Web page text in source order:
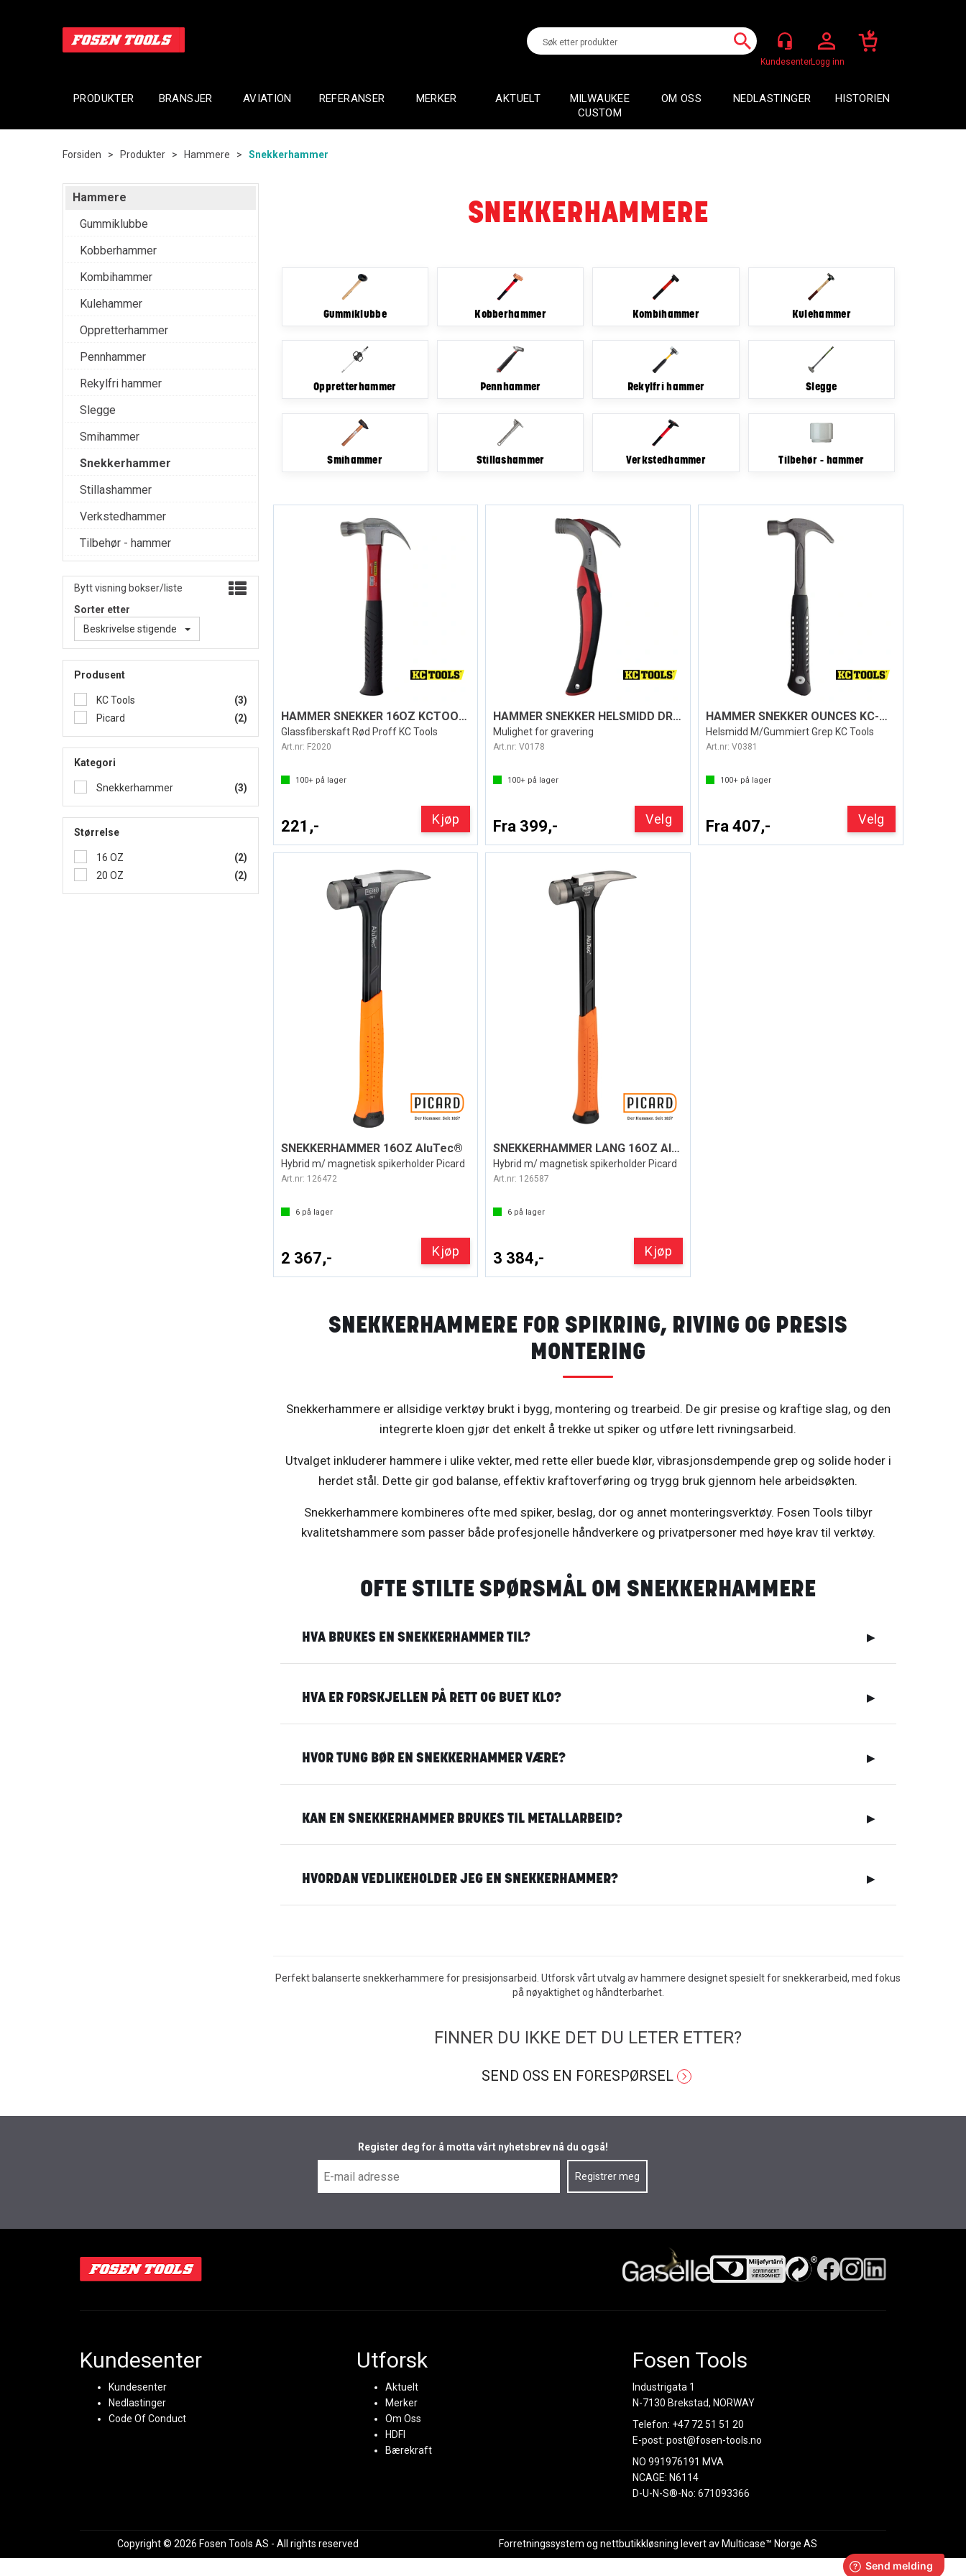
Logg inn
PRODUKTER BRANSJER AVIATION REFERANSER MERKER AKTUELT
MILWAUKEE
CUSTOM
OM OSS NEDLASTINGER HISTORIEN
Forsiden > Produkter > Hammere > Snekkerhammer
Bytt visning bokser/liste
Sorter etter
Beskrivelse stigende
Produsent
KC Tools
(3)
Picard
(2)
Kategori
Snekkerhammer (3)
Størrelse
16 OZ
(2)
20 OZ
(2)
Hammere
Gummiklubbe
Kobberhammer
Kombihammer
Kulehammer
Oppretterhammer
Pennhammer
Rekylfri hammer
Slegge
Smihammer
Snekkerhammer
Stillashammer
Verkstedhammer
Tilbehør - hammer
SNEKKERHAMMERE
Gummiklubbe Kobberhammer Kombihammer Kulehammer
Oppretterhammer Pennhammer Rekylfri hammer Slegge
Smihammer Stillashammer Verkstedhammer Tilbehør - hammer
HAMMER SNEKKER 16OZ KCTOOLS
Glassfiberskaft Rød Proff KC Tools
Art.nr: F2020
100+på lager
221,- Kjøp
HAMMER SNEKKER HELSMIDD DRAGON
Mulighet for gravering
Art.nr:V0178
100+ på lager
Fra 399,- Velg
HAMMER SNEKKER OUNCES KC-TOOLS
Helsmidd M/Gummiert Grep KC Tools
Art.nr:V0381
100+ på lager
Fra 407,- Velg
SNEKKERHAMMER 16OZ AluTec®
Hybrid m/ magnetisk spikerholder Picard
Art.nr: 126472
6på lager
2 367,- Kjøp
SNEKKERHAMMER LANG 16OZ AluTec®
Hybrid m/ magnetisk spikerholder Picard
Art.nr: 126587
6 på lager
3 384,- Kjøp
SNEKKERHAMMERE FOR SPIKRING, RIVING OG PRESIS
MONTERING
Snekkerhammere er allsidige verktøy brukt i bygg, montering og trearbeid. De gir presise og kraftige slag, og den
integrerte kloen gjør det enkelt å trekke ut spiker og utføre lett rivningsarbeid.
Utvalget inkluderer hammere i ulike vekter, med rette eller buede klør, vibrasjonsdempende grep og solide hoder i
herdet stål. Dette gir god balanse, effektiv kraftoverføring og trygg bruk gjennom hele arbeidsøkten.
Snekkerhammere kombineres ofte med spiker, beslag, dor og annet monteringsverktøy. Fosen Tools tilbyr
kvalitetshammere som passer både profesjonelle håndverkere og privatpersoner med høye krav til verktøy.
OFTE STILTE SPØRSMÅL OM SNEKKERHAMMERE
HVA BRUKES EN SNEKKERHAMMER TIL? ▶
HVA ER FORSKJELLEN PÅ RETT OG BUET KLO? ▶
HVOR TUNG BØR EN SNEKKERHAMMER VÆRE? ▶
KAN EN SNEKKERHAMMER BRUKES TIL METALLARBEID? ▶
HVORDAN VEDLIKEHOLDER JEG EN SNEKKERHAMMER? ▶
Perfekt balanserte snekkerhammere for presisjonsarbeid. Utforsk vårt utvalg av hammere designet spesielt for snekkerarbeid, med fokus
på nøyaktighet og håndterbarhet.
FINNER DU IKKE DET DU LETER ETTER?
SEND OSS EN FORESPØRSEL
Register deg for å motta vårt nyhetsbrev nå du også!
Kundesenter
Kundesenter
Nedlastinger
Code Of Conduct
Utforsk
Aktuelt
Merker
Om Oss
HDFI
Bærekraft
Fosen Tools
Industrigata 1
N-7130 Brekstad, NORWAY
Telefon: +47 72 51 51 20
E-post:post@fosen-tools.no
NO 991976191 MVA
NCAGE: N6114
D-U-N-S®-No: 671093366
Copyright © 2026 Fosen Tools AS - All rights reserved Forretningssystem ognettbutikkløsning levert av Multicase™ Norge AS